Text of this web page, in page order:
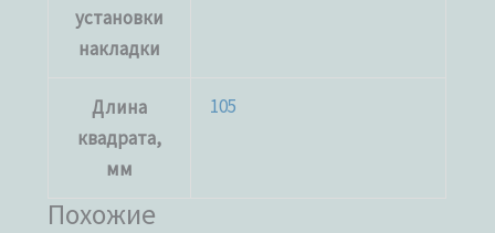
установки
накладки
Длина
квадрата,
мм
105
Похожие